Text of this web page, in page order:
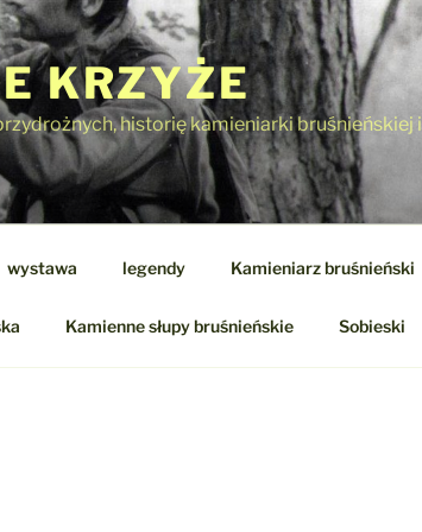
KRZYŻE
historię kamieniarki bruśnieńskiej i
wystawa legendy Kamieniarz bruśnieński
Kamienne słupy bruśnieńskie Sobieski